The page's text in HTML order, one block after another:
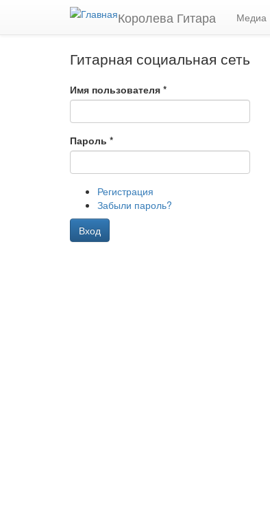
Перейти к основному содержанию
Королева Гитара Медиа
Гитарная социальная сеть
Имя пользователя *
Пароль *
Регистрация
Забыли пароль?
Вход